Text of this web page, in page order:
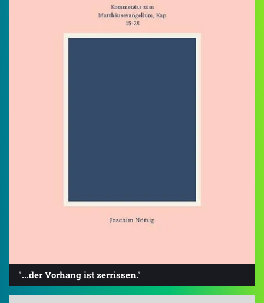
"...der Vorhang ist zerrissen."